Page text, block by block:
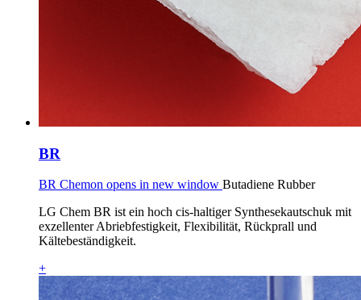
BR
BR Chemon opens in new window Butadiene Rubber
LG Chem BR ist ein hoch cis-haltiger Synthesekautschuk mit
exzellenter Abriebfestigkeit, Flexibilität, Rückprall und
Kältebeständigkeit.
+